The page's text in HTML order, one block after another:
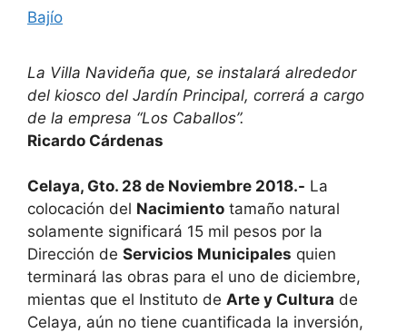
Bajío
La Villa Navideña que, se instalará alrededor
del kiosco del Jardín Principal, correrá a cargo
de la empresa “Los Caballos”.
Ricardo Cárdenas
Celaya, Gto. 28 de Noviembre 2018.- La
colocación del Nacimiento tamaño natural
solamente significará 15 mil pesos por la
Dirección de Servicios Municipales quien
terminará las obras para el uno de diciembre,
mientas que el Instituto de Arte y Cultura de
Celaya, aún no tiene cuantificada la inversión,